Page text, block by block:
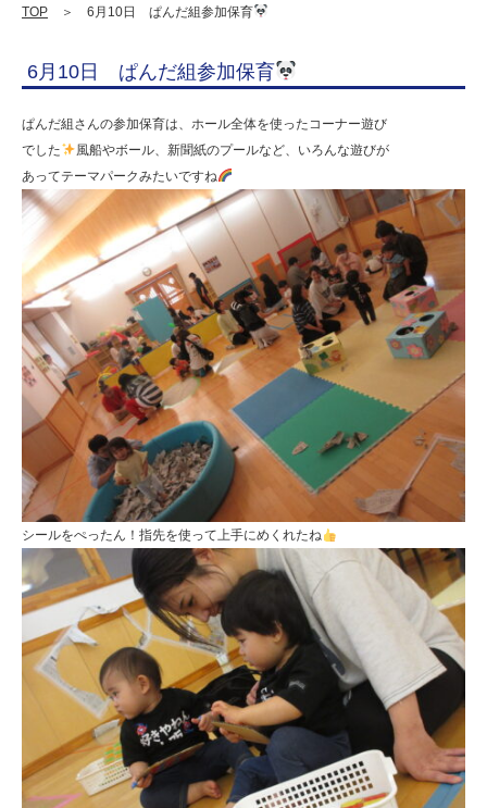
学
校
法
人
明
善
学
園
幼
保
連
携
型
認
定
こ
ど
も
園
ひ
ら
り
す
TOP ＞ 6月10日 ぱんだ組参加保育
6月10日 ぱんだ組参加保育
ぱんだ組さんの参加保育は、ホール全体を使ったコーナー遊び
でした
風船やボール、新聞紙のプールなど、いろんな遊びが
あってテーマパークみたいですね
シールをぺったん！指先を使って上手にめくれたね